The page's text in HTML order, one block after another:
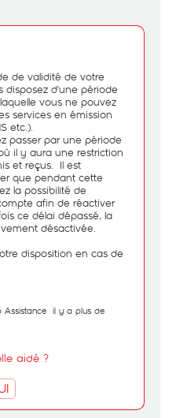
de validité de votre
disposez d'une période
vous ne pouvez
services en émission
etc.).
passer par une période
il y aura une restriction
et reçus. Il est
que pendant cette
la possibilité de
afin de réactiver
ce délai dépassé, la
désactivée.
disposition en cas de
il y a plus de
aidé ?